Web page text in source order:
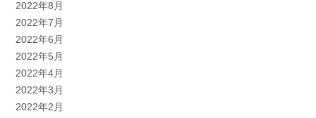
2022年8月
2022年7月
2022年6月
2022年5月
2022年4月
2022年3月
2022年2月